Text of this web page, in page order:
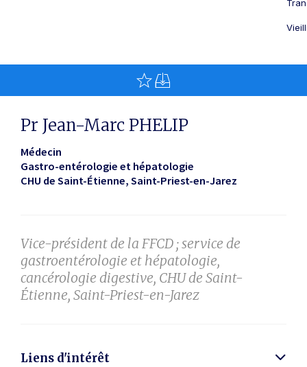
Pr Jean-Marc PHELIP
Médecin
Gastro-entérologie et hépatologie
CHU de Saint-Étienne Saint-Priest-en-Jarez
Vice-président de la FFCD ; service de
gastroentérologie et hépatologie,
cancérologie digestive, CHU de Saint-
Étienne, Saint-Priest-en-Jarez
Liens d'intérêt